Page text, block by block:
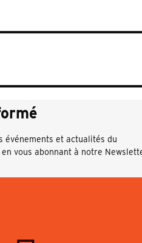
événements et actualités du
vous abonnant à notre